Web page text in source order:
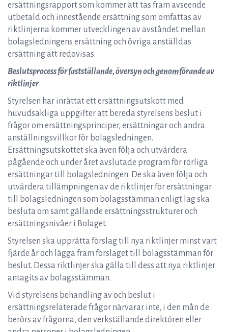
ersättningsrapport som kommer att tas fram avseende
utbetald och innestående ersättning som omfattas av
riktlinjerna kommer utvecklingen av avståndet mellan
bolagsledningens ersättning och övriga anställdas
ersättning att redovisas.
Beslutsprocess för fastställande, översyn och genomförande av
riktlinjer
Styrelsen har inrättat ett ersättningsutskott med
huvudsakliga uppgifter att bereda styrelsens beslut i
frågor om ersättningsprinciper, ersättningar och andra
anställningsvillkor för bolagsledningen.
Ersättningsutskottet ska även följa och utvärdera
pågående och under året avslutade program för rörliga
ersättningar till bolagsledningen. De ska även följa och
utvärdera tillämpningen av de riktlinjer för ersättningar
till bolagsledningen som bolagsstämman enligt lag ska
besluta om samt gällande ersättningsstrukturer och
ersättningsnivåer i Bolaget.
Styrelsen ska upprätta förslag till nya riktlinjer minst vart
fjärde år och lägga fram förslaget till bolagsstämman för
beslut. Dessa riktlinjer ska gälla till dess att nya riktlinjer
antagits av bolagsstämman.
Vid styrelsens behandling av och beslut i
ersättningsrelaterade frågor närvarar inte, i den mån de
berörs av frågorna, den verkställande direktören eller